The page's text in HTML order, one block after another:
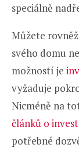
speciálně
Můžete
svého domu
možností je
vyžaduje
Nicméně na
článků o
potřebné